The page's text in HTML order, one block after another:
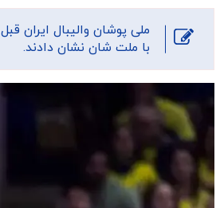
ملی پوشان والیبال ایران
با ملت شان نشان دادند.